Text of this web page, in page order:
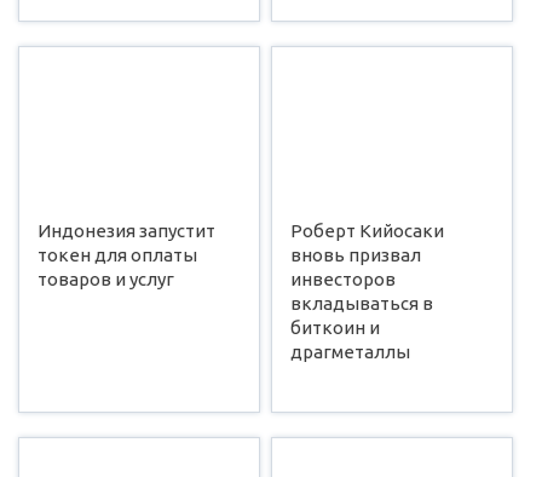
Индонезия запустит
токен для оплаты
товаров и услуг
Роберт Кийосаки
вновь призвал
инвесторов
вкладываться в
биткоин и
драгметаллы